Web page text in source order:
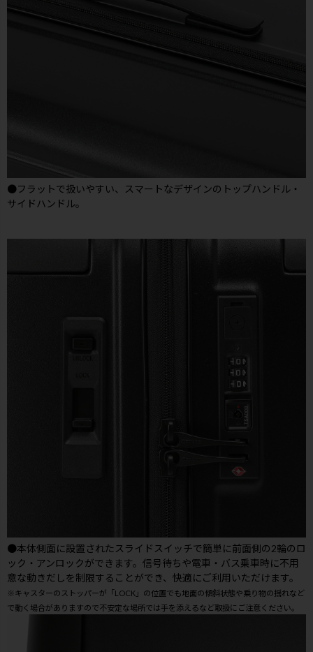
●フラットで扱いやすい、スマートなデザインのトップハンドル・
サイドハンドル。
●本体側面に設置されたスライドスイッチで簡単に前面側の2輪のロ
ック・アンロックができます。信号待ちや電車・バス乗車時に不用
意な動きだしを制限することができ、快適にご利用いただけます。
※キャスターのストッパーが「LOCK」の位置でも地面の傾斜状態や乗り物の揺れなど
で動く場合がありますので不安定な場所では手を添えるなど取扱にご注意ください。